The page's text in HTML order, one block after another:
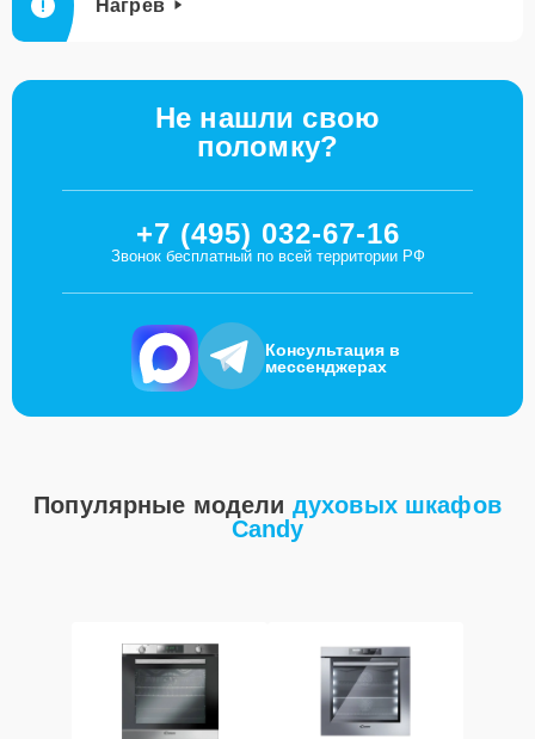
Нагрев
Не нашли свою
поломку?
+7 (495) 032-67-16
Звонок бесплатный по всей территории РФ
Консультация в
мессенджерах
Популярные модели духовых шкафов
Candy